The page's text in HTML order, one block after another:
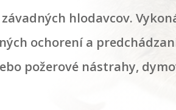
hlodavcov.
ochorení a
požerové nástrahy,